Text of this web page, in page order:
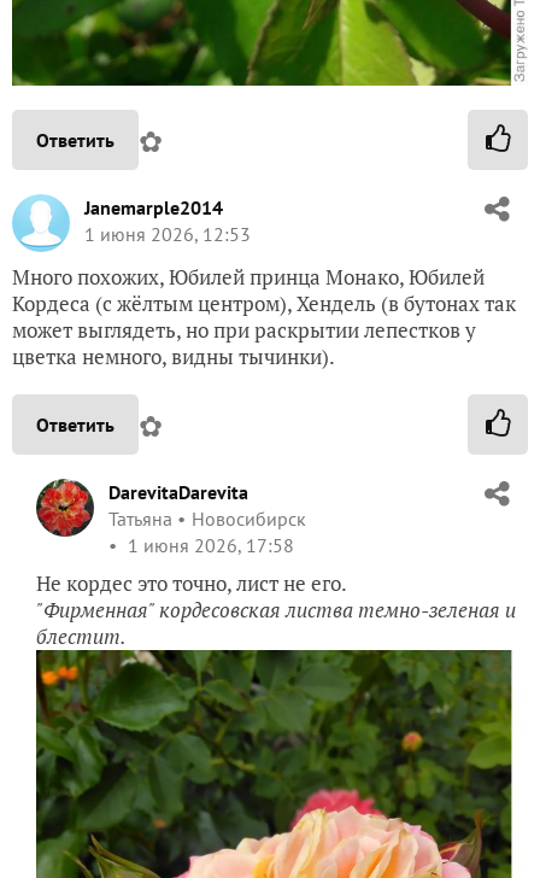
Ответить ✿
Janemarple2014
1 июня 2026, 12:53
Много похожих, Юбилей принца Монако, Юбилей
Кордеса (с жёлтым центром), Хендель (в бутонах так
может выглядеть, но при раскрытии лепестков у
цветка немного, видны тычинки).
Ответить ✿
DarevitaDarevita
Татьяна
Новосибирск
1 июня 2026, 17:58
Не кордес это точно, лист не его.
"Фирменная" кордесовская листва темно-зеленая и
блестит.